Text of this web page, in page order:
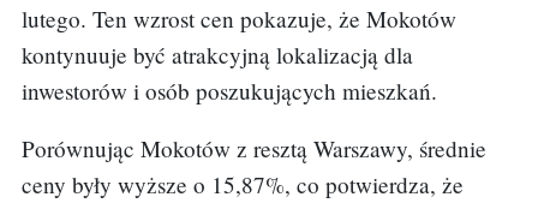
lutego. Ten wzrost cen pokazuje, że Mokotów
kontynuuje być atrakcyjną lokalizacją dla
inwestorów i osób poszukujących mieszkań.
Porównując Mokotów z resztą Warszawy, średnie
ceny były wyższe o 15,87%, co potwierdza, że